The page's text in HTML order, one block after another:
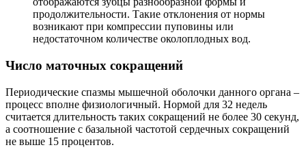
продолжительности. Такие отклонения от нормы
возникают при компрессии пуповины или
недостаточном количестве околоплодных вод.
Число маточных сокращений
Периодические спазмы мышечной оболочки данного органа –
процесс вполне физиологичный. Нормой для 32 недель
считается длительность таких сокращений не более 30 секунд,
а соотношение с базальной частотой сердечных сокращений
не выше 15 процентов.